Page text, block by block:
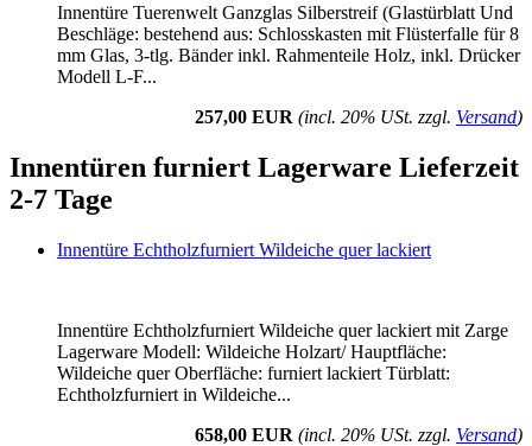
Innentüre Tuerenwelt Ganzglas Silberstreif (Glastürblatt Und
Beschläge: bestehend aus: Schlosskasten mit Flüsterfalle für 8
mm Glas, 3-tlg. Bänder inkl. Rahmenteile Holz, inkl. Drücker
Modell L-F...
257,00 EUR (incl. 20% USt. zzgl. Versand)
Innentüren furniert Lagerware Lieferzeit
2-7 Tage
Innentüre Echtholzfurniert Wildeiche quer lackiert
Innentüre Echtholzfurniert Wildeiche quer lackiert mit Zarge
Lagerware Modell: Wildeiche Holzart/ Hauptfläche:
Wildeiche quer Oberfläche: furniert lackiert Türblatt:
Echtholzfurniert in Wildeiche...
658,00 EUR (incl. 20% USt. zzgl. Versand)